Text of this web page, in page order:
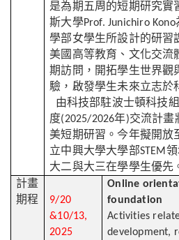
是為期五周的短期研究實
斯大學Prof. Junichiro Kono
學部女學生所設計的研習
美國高等教育、文化交流
期訪問，開拓學生世界觀
驗，啟發學生未來立志於
由科技部駐波士頓科技
度(2025/2026年)交流計畫
美短期研習。今年擬開放
立中興大學大學部STEM
大二與大三在學學生優先
計畫
期程
9/20
&10/13,
2025
Online
foundation
Activities
development,